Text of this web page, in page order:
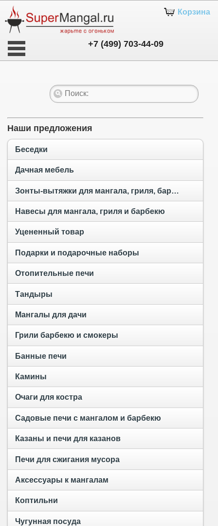
Корзина
+7 (499) 703-44-09
Наши предложения
Беседки
Дачная мебель
Зонты-вытяжки для мангала, гриля, барбекю и тандыра
Навесы для мангала, гриля и барбекю
Уцененный товар
Подарки и подарочные наборы
Отопительные печи
Тандыры
Мангалы для дачи
Грили барбекю и смокеры
Банные печи
Камины
Очаги для костра
Садовые печи с мангалом и барбекю
Казаны и печи для казанов
Печи для сжигания мусора
Аксессуары к мангалам
Коптильни
Чугунная посуда